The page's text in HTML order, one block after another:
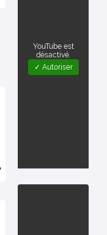
YouTube est
désactivé.
✓ Autoriser